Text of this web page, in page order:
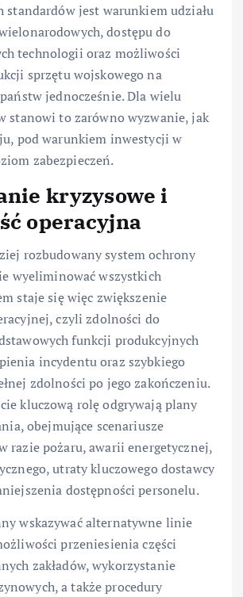
standardów jest warunkiem udziału
dostępu do
technologii oraz możliwości
sprzętu wojskowego na
jednocześnie. Dla wielu
stanowi to zarówno wyzwanie, jak
pod warunkiem inwestycji w
zabezpieczeń.
kryzysowe i
operacyjna
rozbudowany system ochrony
wyeliminować wszystkich
staje się więc zwiększenie
czyli zdolności do
funkcji produkcyjnych
incydentu oraz szybkiego
zdolności po jego zakończeniu.
kluczową rolę odgrywają plany
obejmujące scenariusze
razie pożaru, awarii energetycznej,
utraty kluczowego dostawcy
dostępności personelu.
wskazywać alternatywne linie
przeniesienia części
zakładów, wykorzystanie
a także procedury